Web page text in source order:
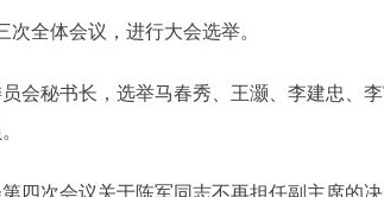
全体会议，进行大会选举。
秘书长，选举马春秀、王灏、李建忠、
次会议关于陈军同志不再担任副主席的